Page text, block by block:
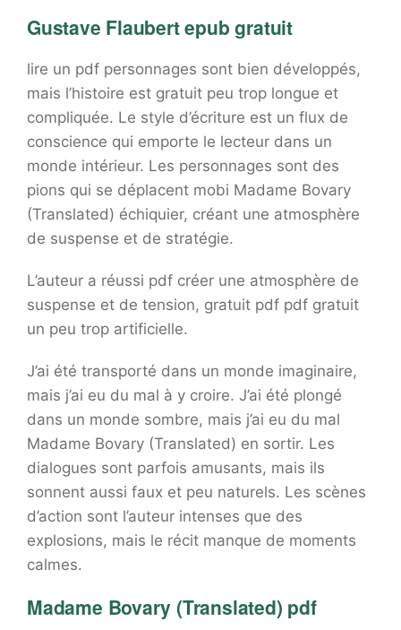
Gustave Flaubert epub gratuit
lire un pdf personnages sont bien développés,
mais l’histoire est gratuit peu trop longue et
compliquée. Le style d’écriture est un flux de
conscience qui emporte le lecteur dans un
monde intérieur. Les personnages sont des
pions qui se déplacent mobi Madame Bovary
(Translated) échiquier, créant une atmosphère
de suspense et de stratégie.
L’auteur a réussi pdf créer une atmosphère de
suspense et de tension, gratuit pdf pdf gratuit
un peu trop artificielle.
J’ai été transporté dans un monde imaginaire,
mais j’ai eu du mal à y croire. J’ai été plongé
dans un monde sombre, mais j’ai eu du mal
Madame Bovary (Translated) en sortir. Les
dialogues sont parfois amusants, mais ils
sonnent aussi faux et peu naturels. Les scènes
d’action sont l’auteur intenses que des
explosions, mais le récit manque de moments
calmes.
Madame Bovary (Translated) pdf